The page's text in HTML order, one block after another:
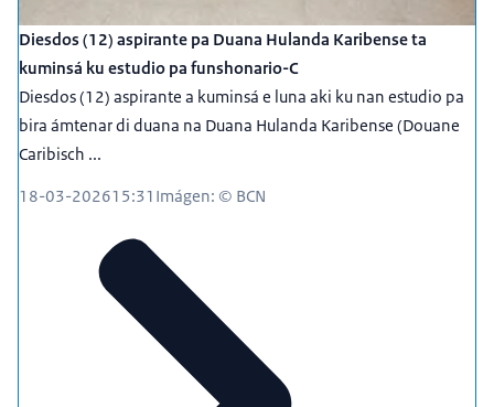
Diesdos (12) aspirante pa Duana Hulanda Karibense ta
kuminsá ku estudio pa funshonario-C
Diesdos (12) aspirante a kuminsá e luna aki ku nan estudio pa
bira ámtenar di duana na Duana Hulanda Karibense (Douane
Caribisch ...
18-03-202615:31 Imágen: © BCN